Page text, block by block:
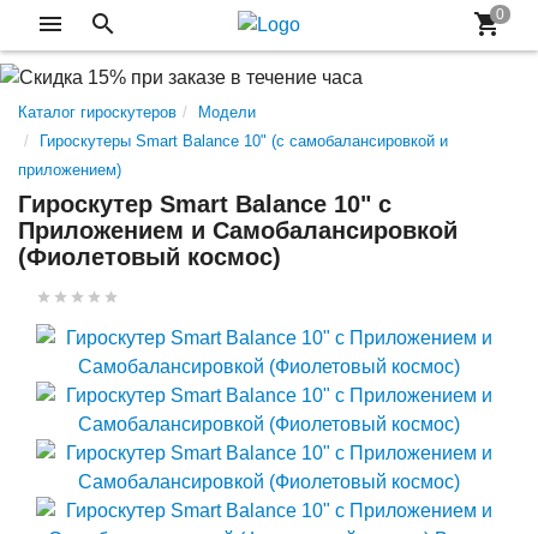
Каталог гироскутеров
Модели
Гироскутеры Smart Balance 10" (с самобалансировкой и
приложением)
Гироскутер Smart Balance 10" c
Приложением и Самобалансировкой
(Фиолетовый космос)